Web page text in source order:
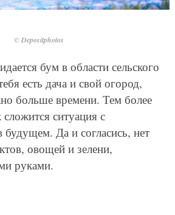
© Depositphotos
бум в области сельского
есть дача и свой огород,
больше времени. Тем более
сложится ситуация с
будущем. Да и согласись, нет
овощей и зелени,
руками.